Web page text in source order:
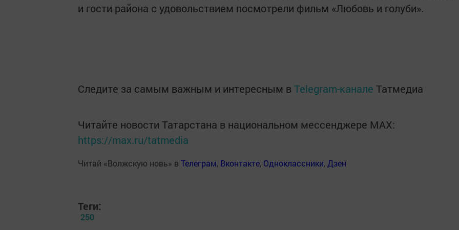
и гости района с удовольствием посмотрели фильм «Любовь и голуби».
Следите за самым важным и интересным в Telegram-канале Татмедиа
Читайте новости Татарстана в национальном мессенджере MАХ:
https://max.ru/tatmedia
Читай «Волжскую новь» в Телеграм, Вконтакте, Одноклассники, Дзен
Теги:
250